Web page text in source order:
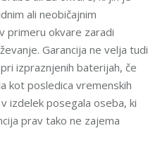
ali neobičajnim
primeru okvare zaradi
Garancija ne velja tudi
izpraznjenih baterijah, če
kot posledica vremenskih
izdelek posegala oseba, ki
prav tako ne zajema